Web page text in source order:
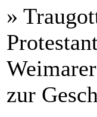
»
zur